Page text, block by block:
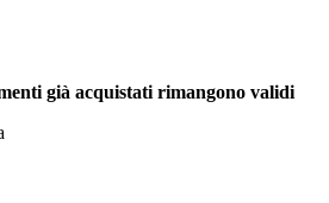
già acquistati rimangono validi